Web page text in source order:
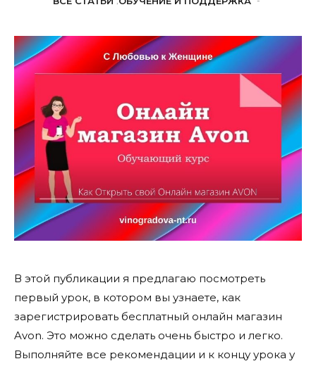
В этой публикации я предлагаю посмотреть
первый урок, в котором вы узнаете, как
зарегистрировать бесплатный онлайн магазин
Avon. Это можно сделать очень быстро и легко.
Выполняйте все рекомендации и к концу урока у